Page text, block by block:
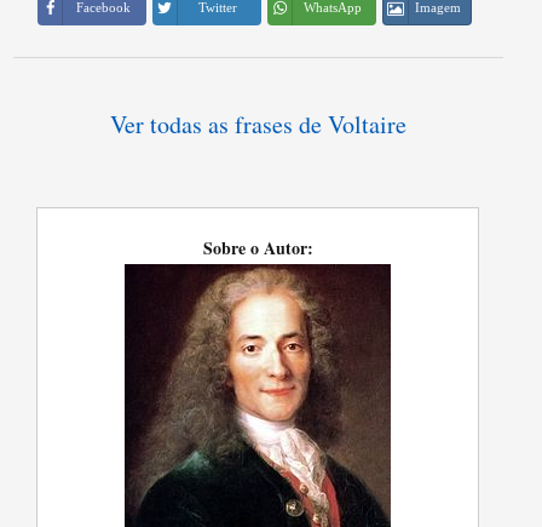
Facebook Twitter WhatsApp Imagem
Ver todas as frases de Voltaire
Sobre o Autor: